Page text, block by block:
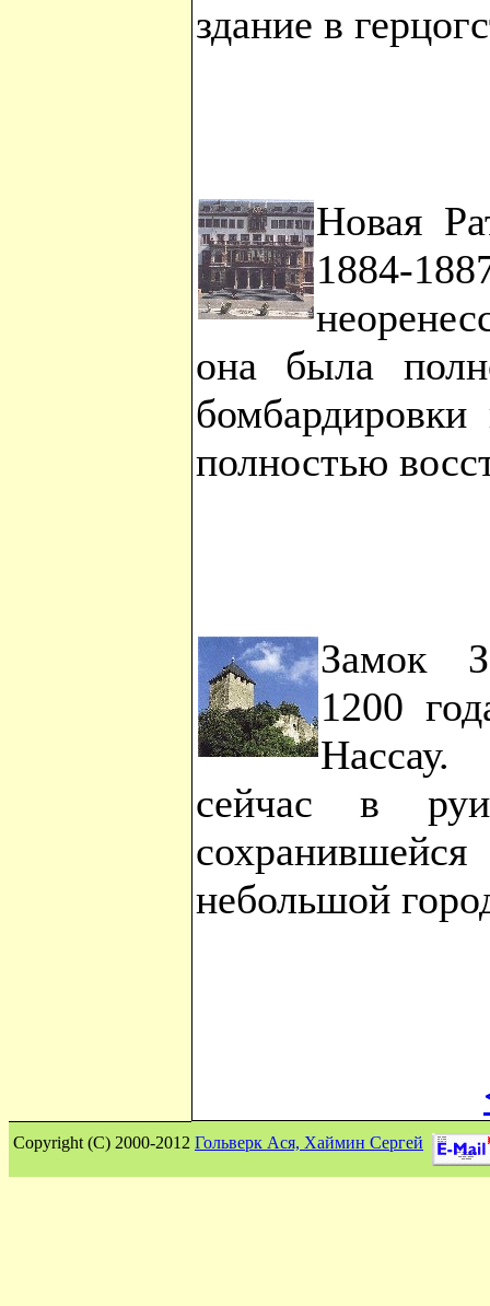
здание в
Новая
1884-
она была
полностью
Замок
1200
сейчас в
небольшой
Сopyright (C) 2000-2012 Гольверк Ася, Хаймин Сергей